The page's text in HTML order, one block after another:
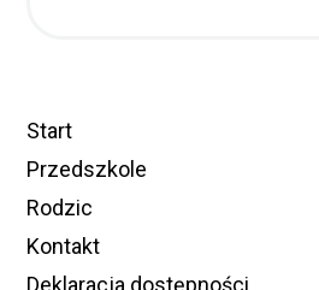
Start
Przedszkole
Rodzic
Kontakt
Deklaracja dostępności